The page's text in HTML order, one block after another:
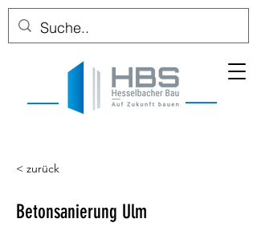
< zurück
Betonsanierung Ulm